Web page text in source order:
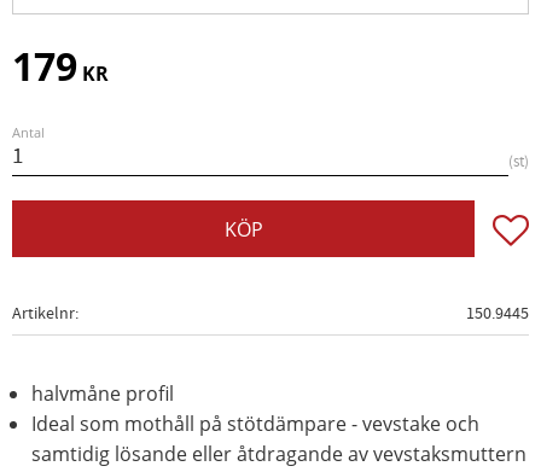
179 KR
Antal
st
KÖP
Artikelnr 150.9445
halvmåne profil
Ideal som mothåll på stötdämpare - vevstake och
samtidig lösande eller åtdragande av vevstaksmuttern